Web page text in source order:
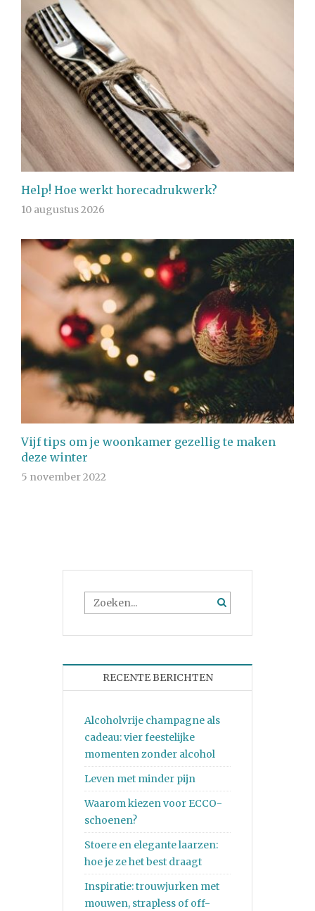
Help! Hoe werkt horecadrukwerk?
10 augustus 2026
Vijf tips om je woonkamer gezellig te maken
deze winter
5 november 2022
RECENTE BERICHTEN
Alcoholvrije champagne als
cadeau: vier feestelijke
momenten zonder alcohol
Leven met minder pijn
Waarom kiezen voor ECCO-
schoenen?
Stoere en elegante laarzen:
hoe je ze het best draagt
Inspiratie: trouwjurken met
mouwen, strapless of off-